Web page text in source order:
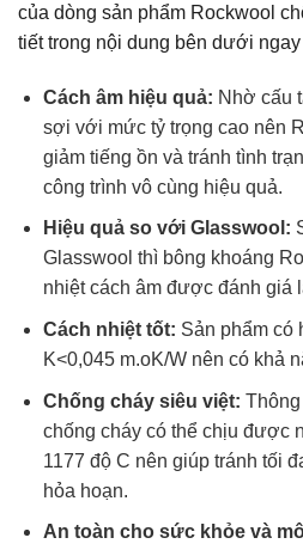
của dòng sản phẩm Rockwool
tiết trong nội dung bên dưới
Cách âm hiệu quả: Nhờ cấu
sợi với mức tỷ trọng cao nên
giảm tiếng ồn và tránh tình
công trình vô cùng hiệu quả.
Hiệu quả so với Glasswool:
Glasswool thì bông khoáng
nhiệt cách âm được đánh giá
Cách nhiệt tốt: Sản phẩm có
K<0,045 m.oK/W nên có khả
Chống cháy siêu việt:
chống cháy có thể chịu được
1177 độ C nên giúp tránh tối
hỏa hoạn.
An toàn cho sức khỏe và